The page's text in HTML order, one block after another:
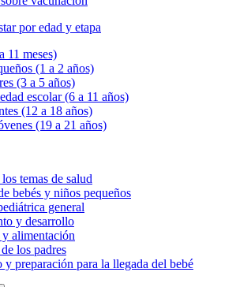
por edad y etapa
11 meses)
(1 a 2 años)
(3 a 5 años)
escolar (6 a 11 años)
(12 a 18 años)
(19 a 21 años)
temas de salud
bebés y niños pequeños
general
y desarrollo
alimentación
los padres
y preparación para la llegada del bebé